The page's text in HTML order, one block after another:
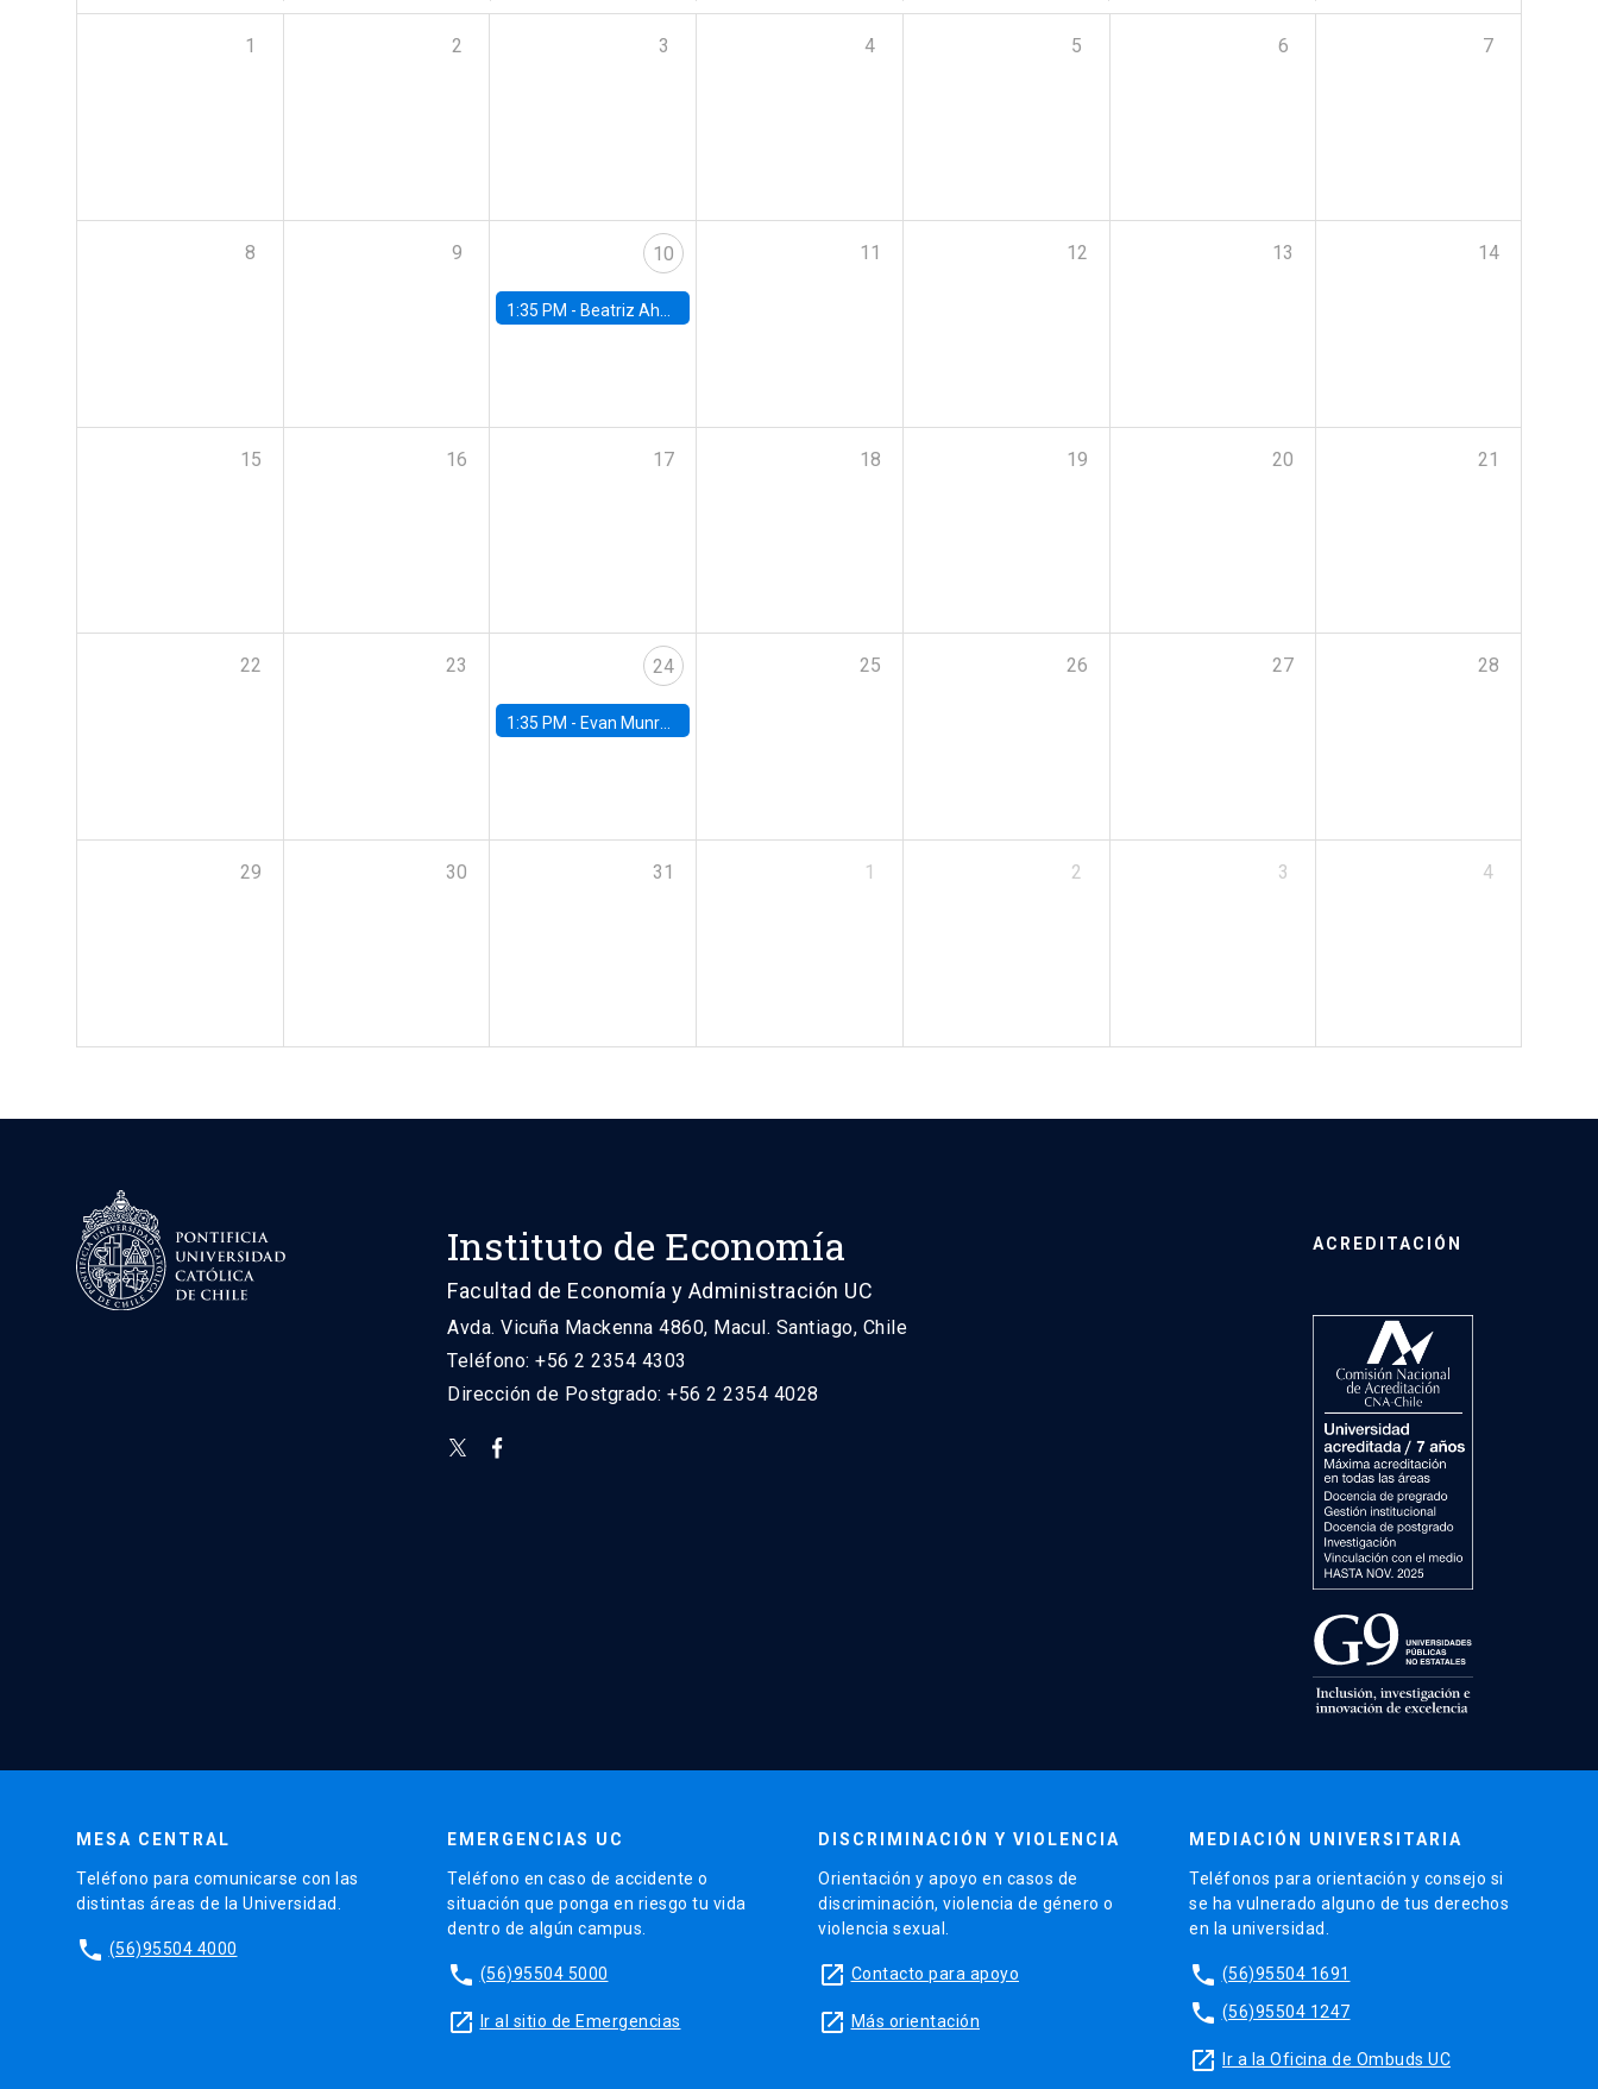
1 2 3 4 5 6 7
8 9 10
1:35 PM - Beatriz Ahumada, PhD candidate, Universidad de Pittsburgh
11 12 13 14
15 16 17 18 19 20 21
22 23 24
1:35 PM - Evan Munro, Neyman Visiting Assistant Professor in the Department of Statistics at UC Berkeley
25 26 27 28
29 30 31 1 2 3 4
Instituto de Economía
Facultad de Economía y Administración UC
Avda. Vicuña Mackenna 4860, Macul. Santiago, Chile
Teléfono: +56 2 2354 4303
Dirección de Postgrado: +56 2 2354 4028
ACREDITACIÓN
MESA CENTRAL
Teléfono para comunicarse con las
distintas áreas de la Universidad.
phone (56)95504 4000
EMERGENCIAS UC
Teléfono en caso de accidente o
situación que ponga en riesgo tu vida
dentro de algún campus.
phone (56)95504 5000
launch Ir al sitio de Emergencias
DISCRIMINACIÓN Y VIOLENCIA
Orientación y apoyo en casos de
discriminación, violencia de género o
violencia sexual.
launch Contacto para apoyo
launch Más orientación
MEDIACIÓN UNIVERSITARIA
Teléfonos para orientación y consejo si
se ha vulnerado alguno de tus derechos
en la universidad.
phone (56)95504 1691
phone (56)95504 1247
launch Ir a la Oficina de Ombuds UC